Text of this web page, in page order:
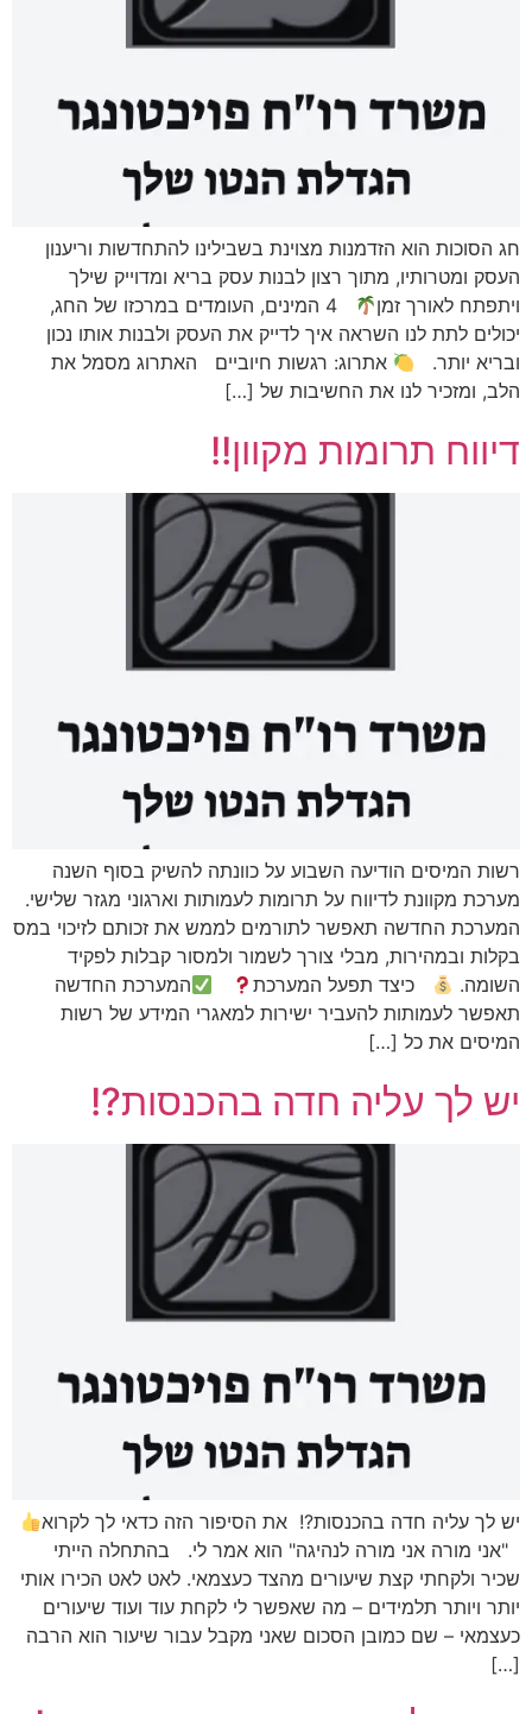
חג הסוכות הוא הזדמנות מצוינת בשבילינו להתחדשות וריענון
העסק ומטרותיו, מתוך רצון לבנות עסק בריא ומדוייק שילך
ויתפתח לאורך זמן
4 המינים, העומדים במרכזו של החג,
יכולים לתת לנו השראה איך לדייק את העסק ולבנות אותו נכון
ובריא יותר.
אתרוג: רגשות חיוביים האתרוג מסמל את
הלב, ומזכיר לנו את החשיבות של […]
דיווח תרומות מקוון!!
רשות המיסים הודיעה השבוע על כוונתה להשיק בסוף השנה
מערכת מקוונת לדיווח על תרומות לעמותות וארגוני מגזר שלישי.
המערכת החדשה תאפשר לתורמים לממש את זכותם לזיכוי במס
בקלות ובמהירות, מבלי צורך לשמור ולמסור קבלות לפקיד
השומה.
כיצד תפעל המערכת
המערכת החדשה
תאפשר לעמותות להעביר ישירות למאגרי המידע של רשות
המיסים את כל […]
יש לך עליה חדה בהכנסות?!
יש לך עליה חדה בהכנסות?! את הסיפור הזה כדאי לך לקרוא
"אני מורה אני מורה לנהיגה" הוא אמר לי. בהתחלה הייתי
שכיר ולקחתי קצת שיעורים מהצד כעצמאי. לאט לאט הכירו אותי
יותר ויותר תלמידים – מה שאפשר לי לקחת עוד ועוד שיעורים
כעצמאי – שם כמובן הסכום שאני מקבל עבור שיעור הוא הרבה
[…]